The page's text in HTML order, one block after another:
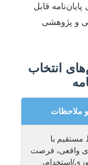
قابل
و پژوهشی
انتخاب
و ملاحظات
مستقیم با
واقعی، فرصت
استخدام،